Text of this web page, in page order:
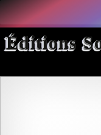
Aller
au
contenu
Éditions